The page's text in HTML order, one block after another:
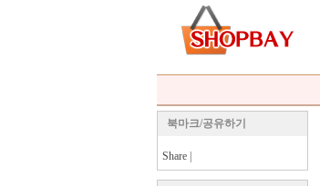
북마크/공유하기
Share